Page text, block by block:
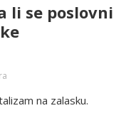
li se poslovni
na zalasku.